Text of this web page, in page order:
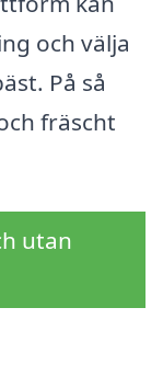
och välja
På så
fräscht
utan